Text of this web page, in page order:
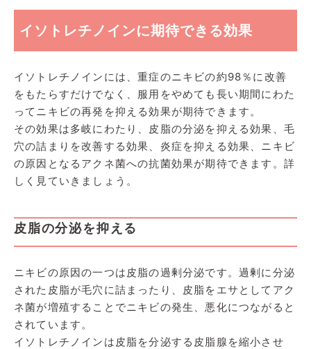
イソトレチノインに期待できる効果
イソトレチノインには、重症のニキビの約98％に改善
をもたらすだけでなく、服用をやめても長い期間にわた
ってニキビの再発を抑える効果が期待できます。
その効果は多岐にわたり、皮脂の分泌を抑える効果、毛
穴の詰まりを改善する効果、炎症を抑える効果、ニキビ
の原因となるアクネ菌への抗菌効果が期待できます。詳
しく見ていきましょう。
皮脂の分泌を抑える
ニキビの原因の一つは皮脂の過剰分泌です。過剰に分泌
された皮脂が毛穴に詰まったり、皮脂をエサとしてアク
ネ菌が増殖することでニキビの発生、悪化につながると
されています。
イソトレチノインは皮脂を分泌する皮脂腺を縮小させ